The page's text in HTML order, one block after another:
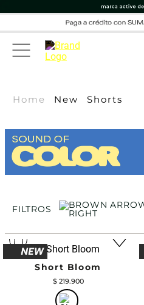
Home New Shorts
FILTROS
Short Bloom
$ 219.900